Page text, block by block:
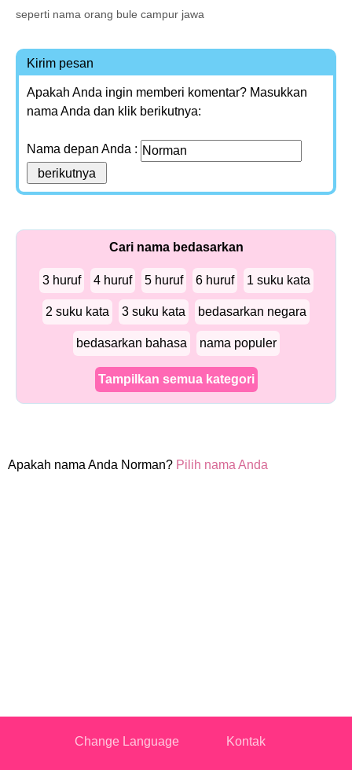
seperti nama orang bule campur jawa
Kirim pesan
Apakah Anda ingin memberi komentar? Masukkan
nama Anda dan klik berikutnya:
Nama depan Anda :
Cari nama bedasarkan
3 huruf 4 huruf 5 huruf 6 huruf 1 suku kata
2 suku kata 3 suku kata bedasarkan negara
bedasarkan bahasa nama populer
Tampilkan semua kategori
Apakah nama Anda Norman? Pilih nama Anda
Change Language Kontak